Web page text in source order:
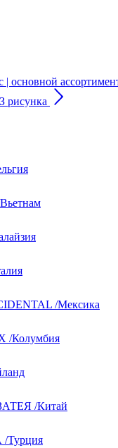
основной
рисунка
/Мексика
/Колумбия
/Китай